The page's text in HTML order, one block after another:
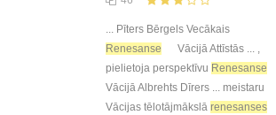
... Pīters Bērgels Vecākais
Renesanse
Vācijā Attīstās ... ,
pielietoja perspektīvu Renesanse
Vācijā Albrehts Dīrers ... meistaru
Vācijas tēlotājmākslā renesanses